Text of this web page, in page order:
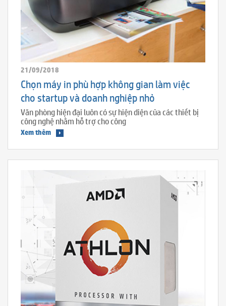
21/09/2018
Chọn máy in phù hợp không gian làm việc
cho startup và doanh nghiệp nhỏ
Văn phòng hiện đại luôn có sự hiện diện của các thiết bị
công nghệ nhằm hỗ trợ cho công
Xem thêm